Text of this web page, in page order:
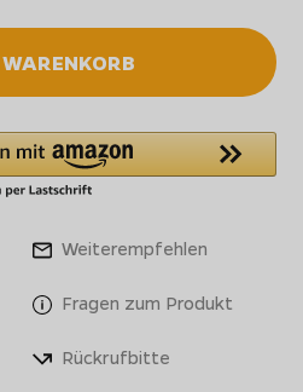
Weiterempfehlen
Fragen zum Produkt
Rückrufbitte